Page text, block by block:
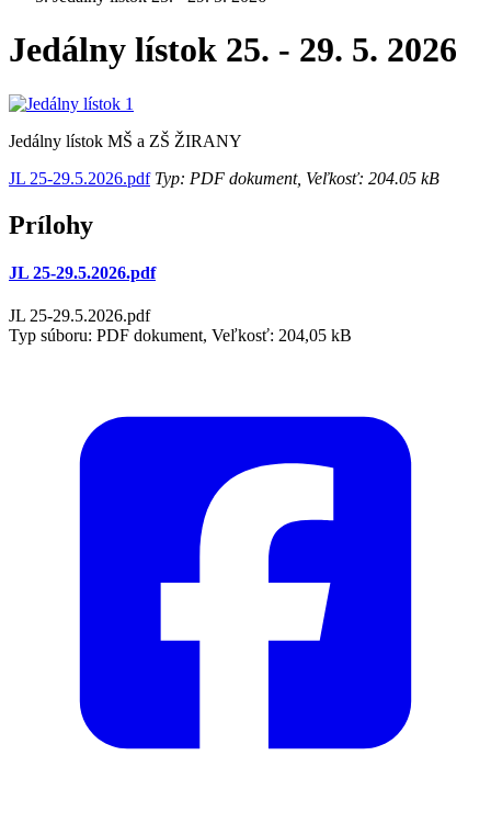
Jedálny lístok 25. - 29. 5. 2026
Jedálny lístok MŠ a ZŠ ŽIRANY
JL 25-29.5.2026.pdfTyp: PDF dokument, Veľkosť: 204.05 kB
Prílohy
JL 25-29.5.2026.pdf
JL 25-29.5.2026.pdf
Typ súboru: PDF dokument, Veľkosť: 204,05 kB